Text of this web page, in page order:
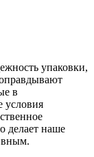
упаковки,
в
условия
делает наше